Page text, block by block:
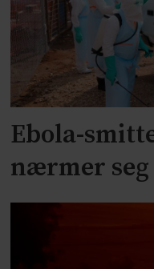
Ebola-
nærmer seg